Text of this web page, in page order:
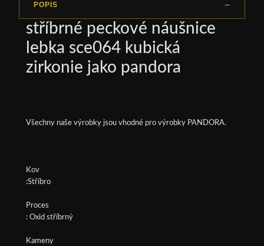
POPIS
stříbrné peckové náušnice
lebka sce064 kubická
zirkonie jako pandora
Všechny naše výrobky jsou vhodné pro výrobky PANDORA.
Kov
:Stříbro
Proces
: Oxid stříbrný
Kameny